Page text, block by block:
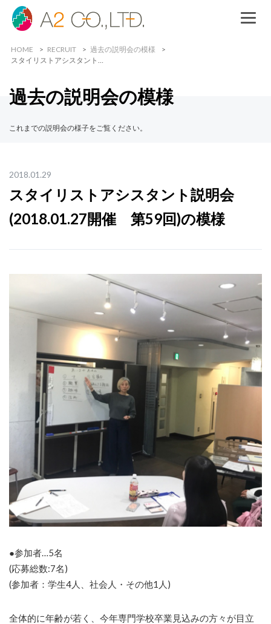
HOME RECRUIT
過去の説明会の模様
スタイリストアシスタント…
過去の説明会の模様
これまでの説明会の様子をご覧ください。
2018.01.29
スタイリストアシスタント説明会
(2018.01.27開催 第59回)の模様
●参加者…5名
(応募総数:7名)
(参加者：学生4人、社会人・その他1人)
全体的に年齢が若く、今年専門学校卒業見込みの方々が目立